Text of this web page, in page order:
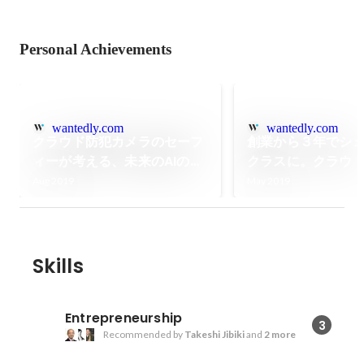
Personal Achievements
wantedly.com wantedly.com
Skills
Entrepreneurship 3
Recommended by Takeshi Jibikiand 2 more